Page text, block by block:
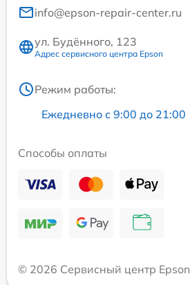
info@epson-repair-center.ru
ул. Будённого, 123
Адрес сервисного центра Epson
Режим работы:
Ежедневно с 9:00 до 21:00
Способы оплаты
© 2026 Сервисный центр Epson